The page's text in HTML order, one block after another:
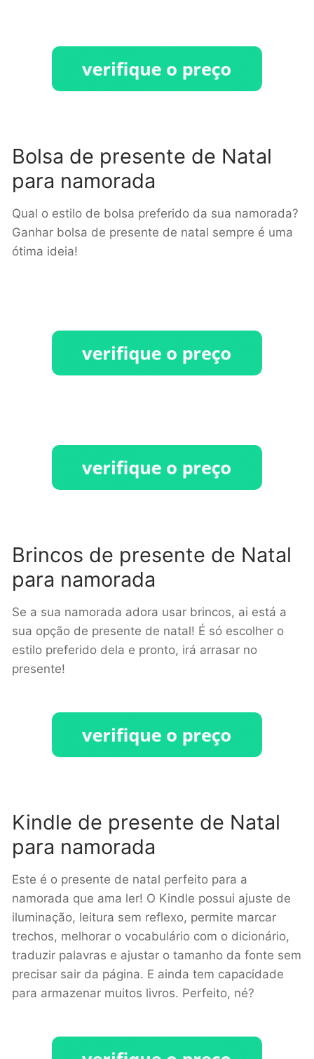
Bolsa de presente de Natal
para namorada
Qual o estilo de bolsa preferido da sua namorada?
Ganhar bolsa de presente de natal sempre é uma
ótima ideia!
Brincos de presente de Natal
para namorada
Se a sua namorada adora usar brincos, ai está a
sua opção de presente de natal! É só escolher o
estilo preferido dela e pronto, irá arrasar no
presente!
Kindle de presente de Natal
para namorada
Este é o presente de natal perfeito para a
namorada que ama ler! O Kindle possui ajuste de
iluminação, leitura sem reflexo, permite marcar
trechos, melhorar o vocabulário com o dicionário,
traduzir palavras e ajustar o tamanho da fonte sem
precisar sair da página. E ainda tem capacidade
para armazenar muitos livros. Perfeito, né?